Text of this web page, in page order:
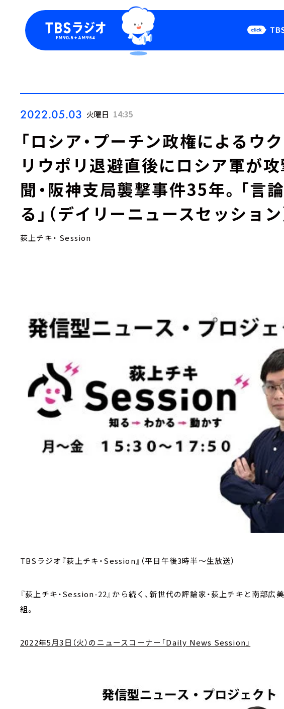
Podcast
2022.05.03 火曜日 14:35
「ロシア・プーチン政権によるウ
リウポリ退避直後にロシア軍が攻
聞・阪神支局襲撃事件35年。「言
る」（デイリーニュースセッション
荻上チキ・ Session
TBSラジオ『荻上チキ・Session』（平日午後3時半～生放送）
『荻上チキ・Session-22』から続く、新世代の評論家・荻上チキと南部
組。
2022年5月3日（火）のニュースコーナー「Daily News Session」